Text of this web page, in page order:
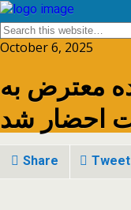
October 6, 2025
معترض به
احضار شد
Share Tweet